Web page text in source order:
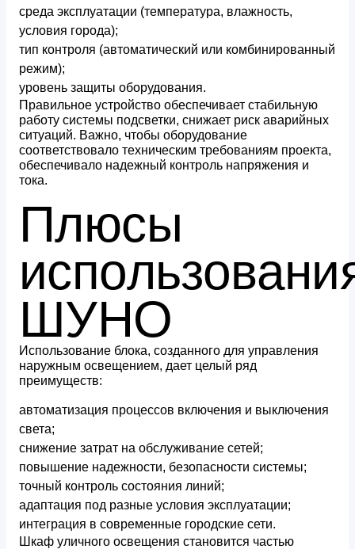
среда эксплуатации (температура, влажность,
условия города);
тип контроля (автоматический или комбинированный
режим);
уровень защиты оборудования.
Правильное устройство обеспечивает стабильную
работу системы подсветки, снижает риск аварийных
ситуаций. Важно, чтобы оборудование
соответствовало техническим требованиям проекта,
обеспечивало надежный контроль напряжения и
тока.
Плюсы
ШУНО
Использование блока, созданного для управления
наружным освещением, дает целый ряд
преимуществ:
автоматизация процессов включения и выключения
света;
снижение затрат на обслуживание сетей;
повышение надежности, безопасности системы;
точный контроль состояния линий;
адаптация под разные условия эксплуатации;
интеграция в современные городские сети.
Шкаф уличного освещения становится частью